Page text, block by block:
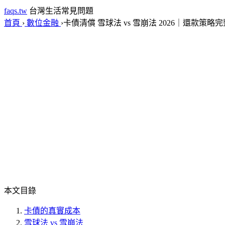
faqs.tw 台灣生活常見問題
首頁 › 數位金融 ›卡債清償 雪球法 vs 雪崩法 2026｜還款策略
本文目錄
卡債的真實成本
雪球法 vs 雪崩法